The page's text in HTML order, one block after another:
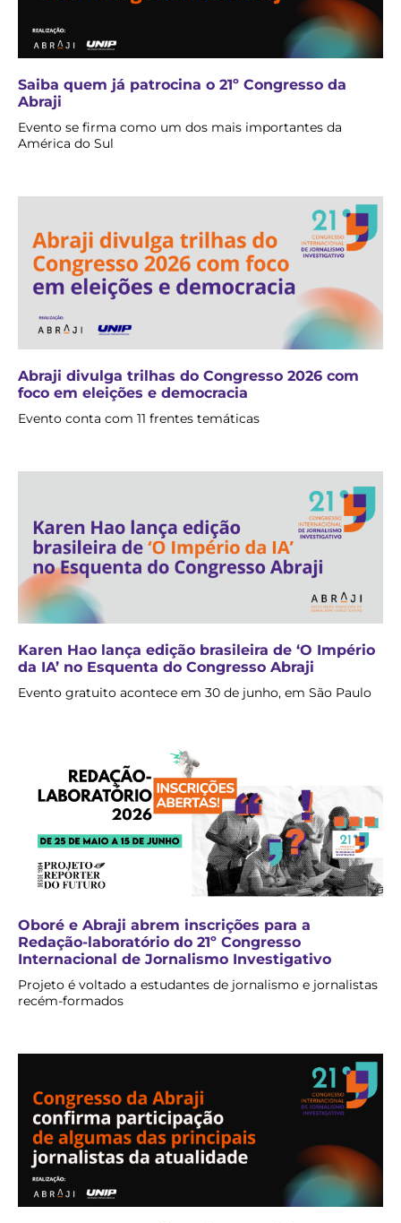
Saiba quem já patrocina o 21º Congresso da
Abraji
Evento se firma como um dos mais importantes da
América do Sul
Abraji divulga trilhas do Congresso 2026 com
foco em eleições e democracia
Evento conta com 11 frentes temáticas
Karen Hao lança edição brasileira de ‘O Império
da IA’ no Esquenta do Congresso Abraji
Evento gratuito acontece em 30 de junho, em São Paulo
Oboré e Abraji abrem inscrições para a
Redação-laboratório do 21º Congresso
Internacional de Jornalismo Investigativo
Projeto é voltado a estudantes de jornalismo e jornalistas
recém-formados